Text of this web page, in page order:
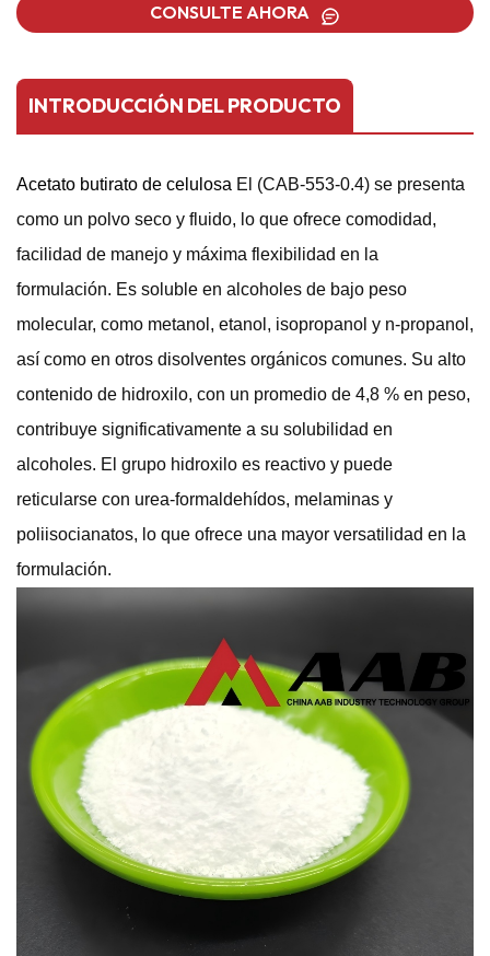
CONSULTE AHORA
INTRODUCCIÓN DEL PRODUCTO
Acetato butirato de celulosa El (CAB-553-0.4) se presenta
como un polvo seco y fluido, lo que ofrece comodidad,
facilidad de manejo y máxima flexibilidad en la
formulación. Es soluble en alcoholes de bajo peso
molecular, como metanol, etanol, isopropanol y n-propanol,
así como en otros disolventes orgánicos comunes. Su alto
contenido de hidroxilo, con un promedio de 4,8 % en peso,
contribuye significativamente a su solubilidad en
alcoholes. El grupo hidroxilo es reactivo y puede
reticularse con urea-formaldehídos, melaminas y
poliisocianatos, lo que ofrece una mayor versatilidad en la
formulación.